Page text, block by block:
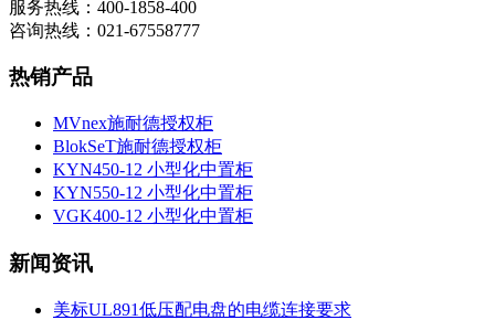
服务热线：400-1858-400
咨询热线：021-67558777
热销产品
MVnex施耐德授权柜
BlokSeT施耐德授权柜
KYN450-12 小型化中置柜
KYN550-12 小型化中置柜
VGK400-12 小型化中置柜
新闻资讯
美标UL891低压配电盘的电缆连接要求